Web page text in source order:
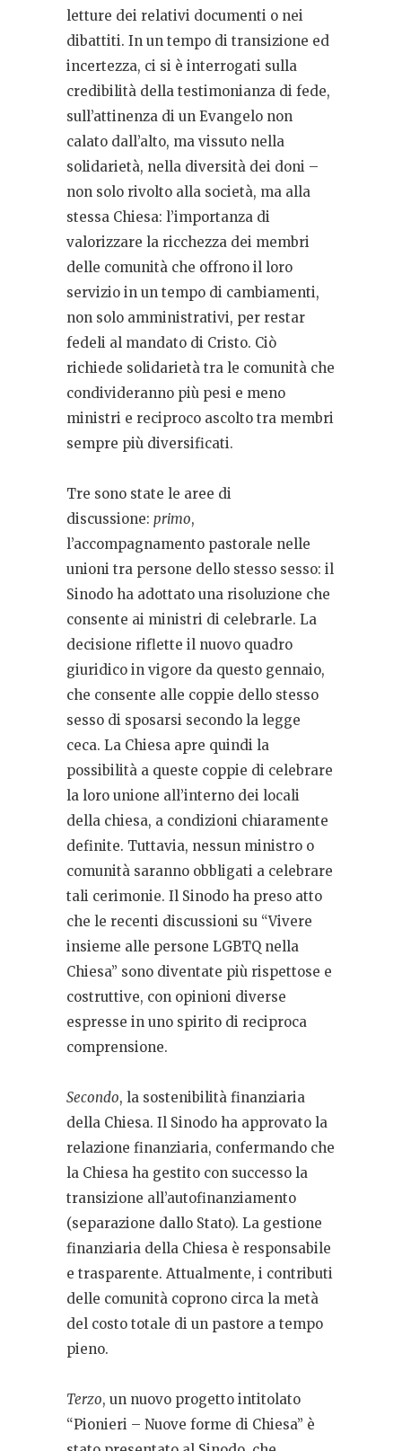
letture dei relativi documenti o nei
dibattiti. In un tempo di transizione ed
incertezza, ci si è interrogati sulla
credibilità della testimonianza di fede,
sull’attinenza di un Evangelo non
calato dall’alto, ma vissuto nella
solidarietà, nella diversità dei doni –
non solo rivolto alla società, ma alla
stessa Chiesa: l’importanza di
valorizzare la ricchezza dei membri
delle comunità che offrono il loro
servizio in un tempo di cambiamenti,
non solo amministrativi, per restar
fedeli al mandato di Cristo. Ciò
richiede solidarietà tra le comunità che
condivideranno più pesi e meno
ministri e reciproco ascolto tra membri
sempre più diversificati.
Tre sono state le aree di
discussione: primo,
l’accompagnamento pastorale nelle
unioni tra persone dello stesso sesso: il
Sinodo ha adottato una risoluzione che
consente ai ministri di celebrarle. La
decisione riflette il nuovo quadro
giuridico in vigore da questo gennaio,
che consente alle coppie dello stesso
sesso di sposarsi secondo la legge
ceca. La Chiesa apre quindi la
possibilità a queste coppie di celebrare
la loro unione all’interno dei locali
della chiesa, a condizioni chiaramente
definite. Tuttavia, nessun ministro o
comunità saranno obbligati a celebrare
tali cerimonie. Il Sinodo ha preso atto
che le recenti discussioni su “Vivere
insieme alle persone LGBTQ nella
Chiesa” sono diventate più rispettose e
costruttive, con opinioni diverse
espresse in uno spirito di reciproca
comprensione.
Secondo, la sostenibilità finanziaria
della Chiesa. Il Sinodo ha approvato la
relazione finanziaria, confermando che
la Chiesa ha gestito con successo la
transizione all’autofinanziamento
(separazione dallo Stato). La gestione
finanziaria della Chiesa è responsabile
e trasparente. Attualmente, i contributi
delle comunità coprono circa la metà
del costo totale di un pastore a tempo
pieno.
Terzo, un nuovo progetto intitolato
“Pionieri – Nuove forme di Chiesa” è